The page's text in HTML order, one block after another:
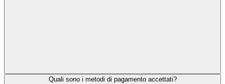
Quali sono i metodi di pagamento accettati?